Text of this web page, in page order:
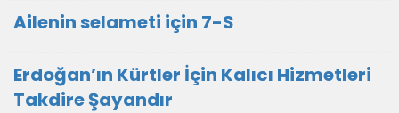
Ailenin selameti için 7-S
Erdoğan’ın Kürtler İçin Kalıcı Hizmetleri
Takdire Şayandır